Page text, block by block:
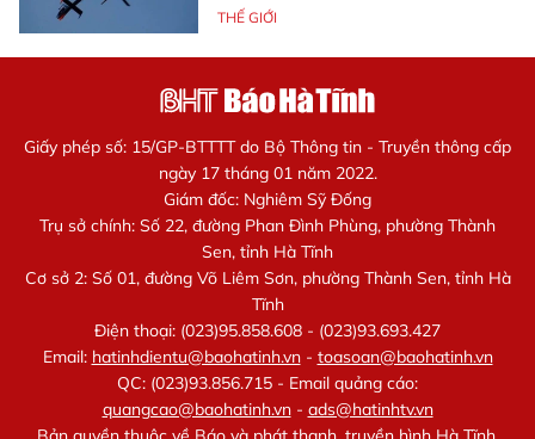
THẾ GIỚI
Giấy phép số: 15/GP-BTTTT do Bộ Thông tin - Truyền thông cấp
ngày 17 tháng 01 năm 2022.
Giám đốc: Nghiêm Sỹ Đống
Trụ sở chính: Số 22, đường Phan Đình Phùng, phường Thành
Sen, tỉnh Hà Tĩnh
Cơ sở 2: Số 01, đường Võ Liêm Sơn, phường Thành Sen, tỉnh Hà
Tĩnh
Điện thoại: (023)95.858.608 - (023)93.693.427
Email: hatinhdientu@baohatinh.vn- toasoan@baohatinh.vn
QC: (023)93.856.715 - Email quảng cáo:
quangcao@baohatinh.vn- ads@hatinhtv.vn